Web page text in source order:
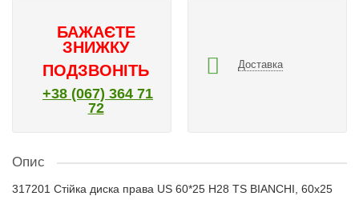
БАЖАЄТЕ
ЗНИЖКУ
ПОДЗВОНІТЬ
+38 (067) 364 71
72
Доставка
Опис
317201 Стійка диска права US 60*25 H28 TS BIANCHI, 60x25